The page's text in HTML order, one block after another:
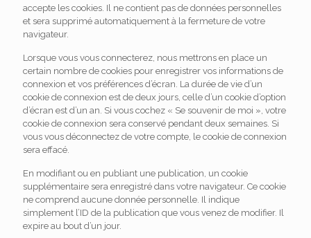
accepte les cookies. Il ne contient pas de données personnelles
et sera supprimé automatiquement à la fermeture de votre
navigateur.
Lorsque vous vous connecterez, nous mettrons en place un
certain nombre de cookies pour enregistrer vos informations de
connexion et vos préférences d’écran. La durée de vie d’un
cookie de connexion est de deux jours, celle d’un cookie d’option
d’écran est d’un an. Si vous cochez « Se souvenir de moi », votre
cookie de connexion sera conservé pendant deux semaines. Si
vous vous déconnectez de votre compte, le cookie de connexion
sera effacé.
En modifiant ou en publiant une publication, un cookie
supplémentaire sera enregistré dans votre navigateur. Ce cookie
ne comprend aucune donnée personnelle. Il indique
simplement l’ID de la publication que vous venez de modifier. Il
expire au bout d’un jour.